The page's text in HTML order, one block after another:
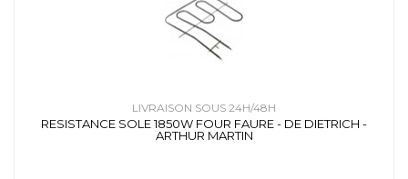
LIVRAISON SOUS 24H/48H
RESISTANCE SOLE 1850W FOUR FAURE - DE DIETRICH -
ARTHUR MARTIN